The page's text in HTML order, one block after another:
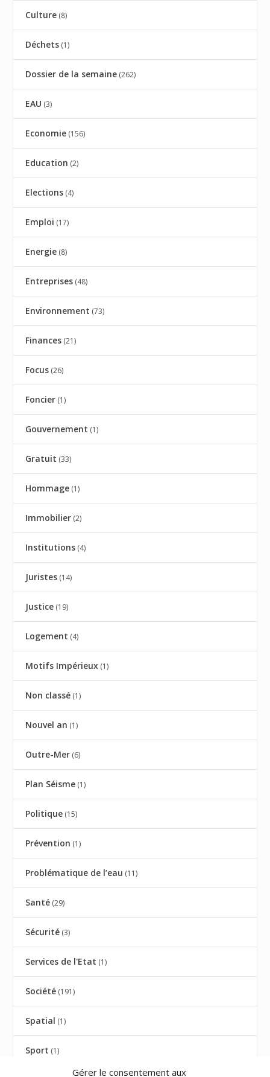
Gérer le consentement aux
Culture (8)
Déchets (1)
Dossier de la semaine (262)
EAU (3)
Economie (156)
Education (2)
Elections (4)
Emploi (17)
Energie (8)
Entreprises (48)
Environnement (73)
Finances (21)
Focus (26)
Foncier (1)
Gouvernement (1)
Gratuit (33)
Hommage (1)
Immobilier (2)
Institutions (4)
Juristes (14)
Justice (19)
Logement (4)
Motifs Impérieux (1)
Non classé (1)
Nouvel an (1)
Outre-Mer (6)
Plan Séisme (1)
Politique (15)
Prévention (1)
Problématique de l’eau (11)
Santé (29)
Sécurité (3)
Services de l'Etat (1)
Société (191)
Spatial (1)
Sport (1)